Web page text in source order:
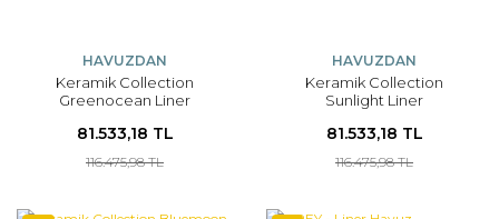
HAVUZDAN
Keramik Collection
Greenocean Liner
81.533,18 TL
116.475,98 TL
HAVUZDAN
Keramik Collection
Sunlight Liner
81.533,18 TL
116.475,98 TL